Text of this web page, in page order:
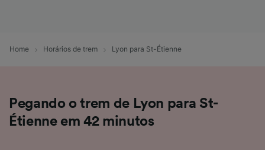
Home Horários de trem Lyon para St-Étienne
Pegando o trem de Lyon para St-
Étienne em 42 minutos